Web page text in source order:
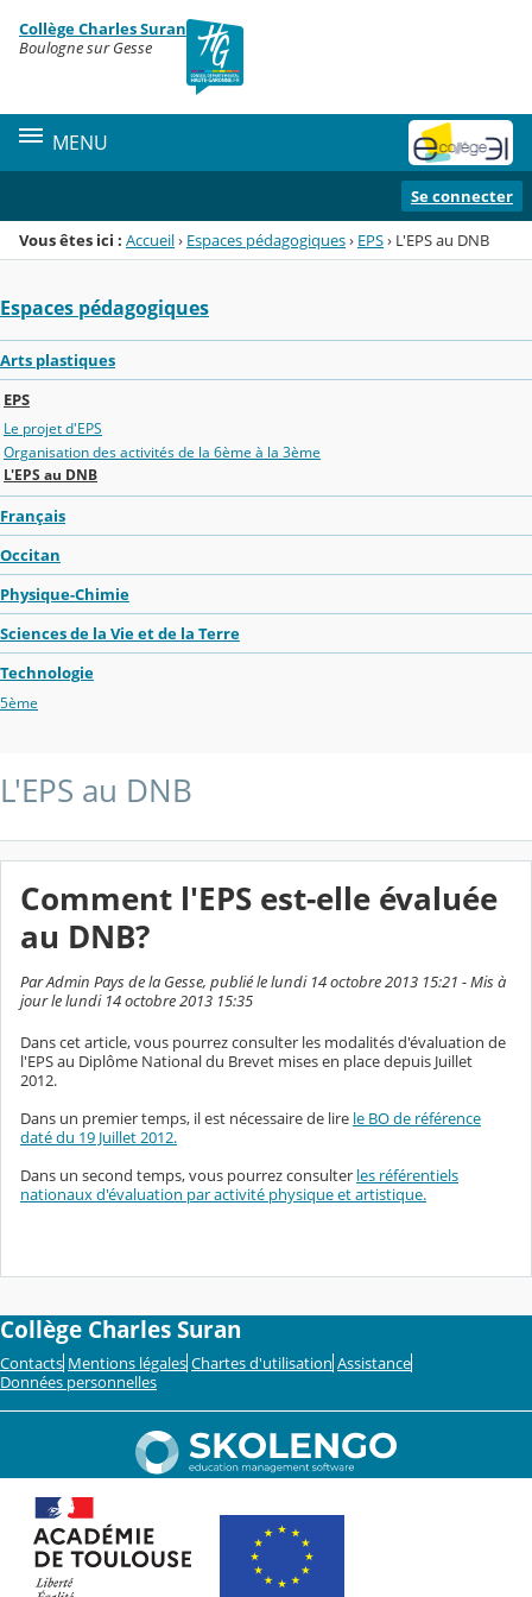
Menu de la rubrique
Contenu
Collège Charles Suran
Boulogne sur Gesse
MENU
Se connecter
Vous êtes ici : Accueil› Espaces pédagogiques› EPS› L'EPS au DNB
Espaces pédagogiques
Arts plastiques
EPS
Le projet d'EPS
Organisation des activités de la 6ème à la 3ème
L'EPS au DNB
Français
Occitan
Physique-Chimie
Sciences de la Vie et de la Terre
Technologie
5ème
L'EPS au DNB
Comment l'EPS est-elle évaluée
au DNB?
Par Admin Pays de la Gesse, publié le lundi 14 octobre 2013 15:21 - Mis à
jour le lundi 14 octobre 2013 15:35
Dans cet article, vous pourrez consulter les modalités d'évaluation de
l'EPS au Diplôme National du Brevet mises en place depuis Juillet
2012.
Dans un premier temps, il est nécessaire de lire le BO de référence
daté du 19 Juillet 2012.
Dans un second temps, vous pourrez consulter les référentiels
nationaux d'évaluation par activité physique et artistique.
Collège Charles Suran
Contacts Mentions légales Chartes d'utilisation Assistance
Données personnelles